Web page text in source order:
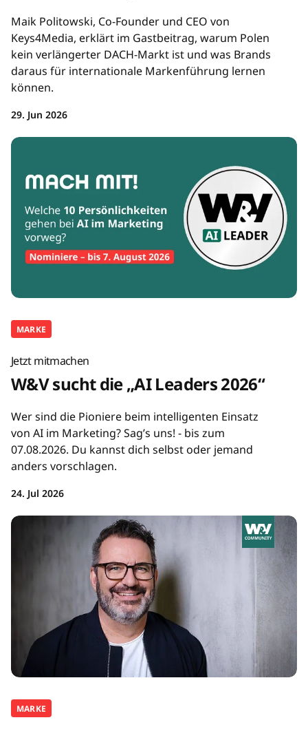
Maik Politowski, Co-Founder und CEO von
Keys4Media, erklärt im Gastbeitrag, warum Polen
kein verlängerter DACH-Markt ist und was Brands
daraus für internationale Markenführung lernen
können.
29. Jun 2026
MARKE
Jetzt mitmachen
W&V sucht die „AI Leaders 2026“
Wer sind die Pioniere beim intelligenten Einsatz
von AI im Marketing? Sag’s uns! - bis zum
07.08.2026. Du kannst dich selbst oder jemand
anders vorschlagen.
24. Jul 2026
MARKE